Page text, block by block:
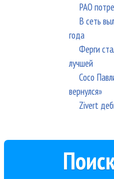
РАО
В сеть
года
Ферги
лучшей
Сосо
вернулся»
Zivert